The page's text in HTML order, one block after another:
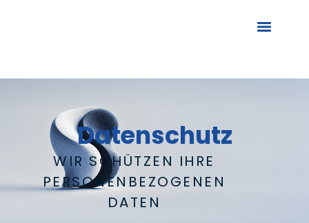
Datenschutz
WIR SCHÜTZEN IHRE
PERSONENBEZOGENEN
DATEN